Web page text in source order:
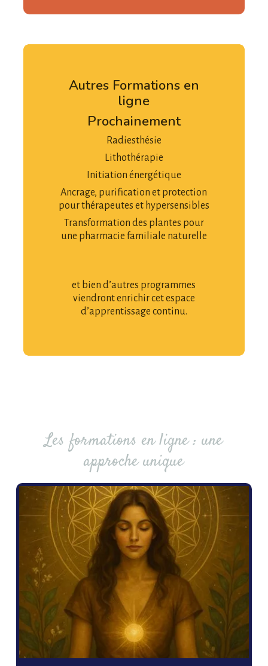
Autres Formations en
ligne
Prochainement
Radiesthésie
Lithothérapie
Initiation énergétique
Ancrage, purification et protection
pour thérapeutes et hypersensibles
Transformation des plantes pour
une pharmacie familiale naturelle
et bien d’autres programmes
viendront enrichir cet espace
d’apprentissage continu.
Les formations en ligne : une
approche unique